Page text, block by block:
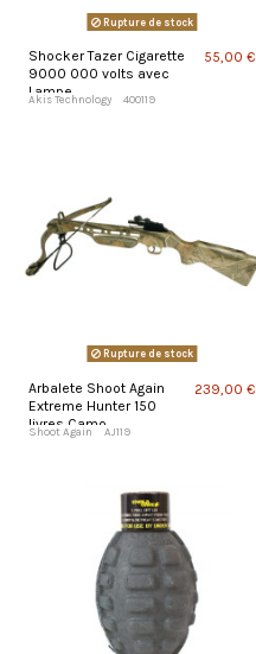
Rupture de stock
Shocker Tazer Cigarette
9000 000 volts avec
Lampe
Akis Technology 400119
55,00 €
Rupture de stock
Arbalete Shoot Again
Extreme Hunter 150
livres Camo
Shoot Again AJ119
239,00 €